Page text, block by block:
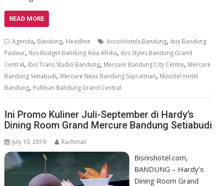
READ MORE
Agenda, Bandung, Headline AccorHotels Bandung, ibis Bandung
Pasteur, Ibis Budget Bandung Asia Afrika, ibis Styles Bandung Grand
Central, Ibis Trans Studio Bandung, Mercure Bandung City Centre, Mercure
Bandung Setiabudi, Mercure Nexa Bandung Supratman, Novotel Hotel
Bandung, Pullman Bandung Grand Central
Ini Promo Kuliner Juli-September di Hardy’s
Dining Room Grand Mercure Bandung Setiabudi
July 10, 2019 Rachman
Bisnishotel.com,
BANDUNG – Hardy’s
Dining Room Grand